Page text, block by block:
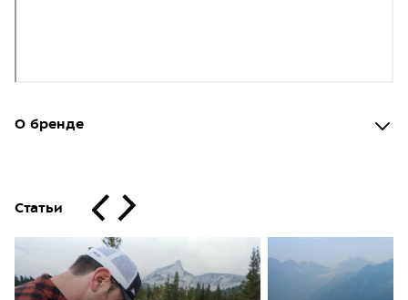
О бренде
Статьи